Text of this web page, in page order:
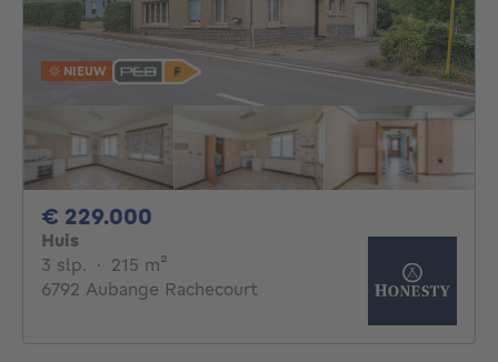
NIEUW
€ 229.000
Huis
3 slp. 3 slaapkamers
· 215 m²
6792 Aubange Rachecourt